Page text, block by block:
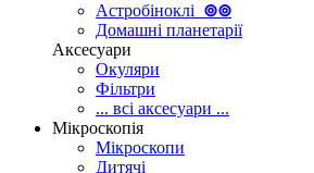
Астробіноклі ⊚⊚
Домашні планетарії
Аксесуари
Окуляри
Фільтри
... всі аксесуари ...
Мікроскопія
Мікроскопи
Дитячі